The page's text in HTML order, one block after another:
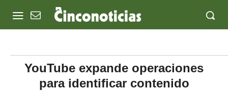
YouTube expande operaciones
para identificar contenido